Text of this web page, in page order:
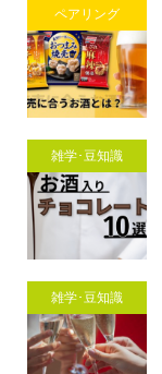
ペアリング
雑学･豆知識
雑学･豆知識